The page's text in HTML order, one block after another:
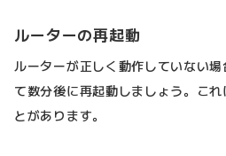
ルーターの再起動
ルーターが正しく動作していない
て数分後に再起動しましょう。こ
とがあります。